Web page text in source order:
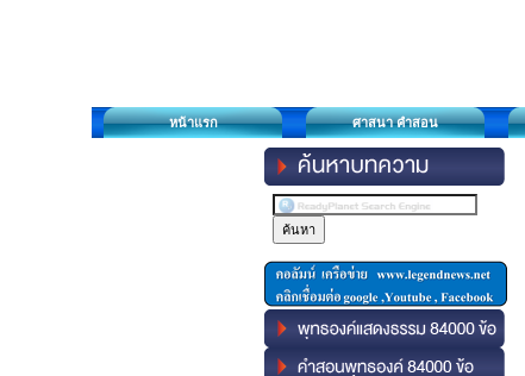
หน้าแรก ศาสนา คำสอน